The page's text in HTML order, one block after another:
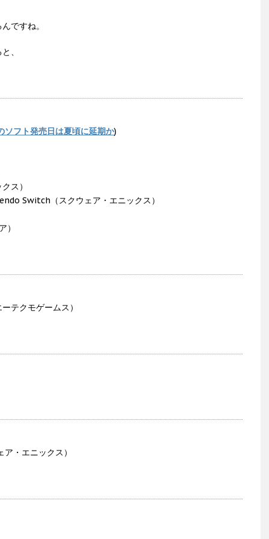
ですね。
、
ソフト発売日は夏頃に延期か)
ス）
Switch（スクウェア・エニックス）
）
テクモゲームス）
・エニックス）